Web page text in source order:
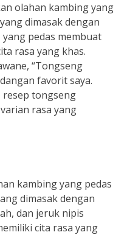
olahan kambing yang
dimasak dengan
pedas membuat
rasa yang khas.
“Tongseng
favorit saya.
resep tongseng
rasa yang
kambing yang pedas
dimasak dengan
dan jeruk nipis
cita rasa yang